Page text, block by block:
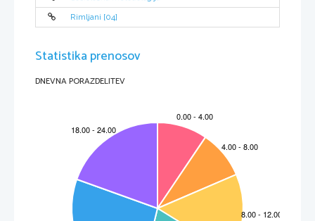
Rimljani [04]
Statistika prenosov
DNEVNA PORAZDELITEV